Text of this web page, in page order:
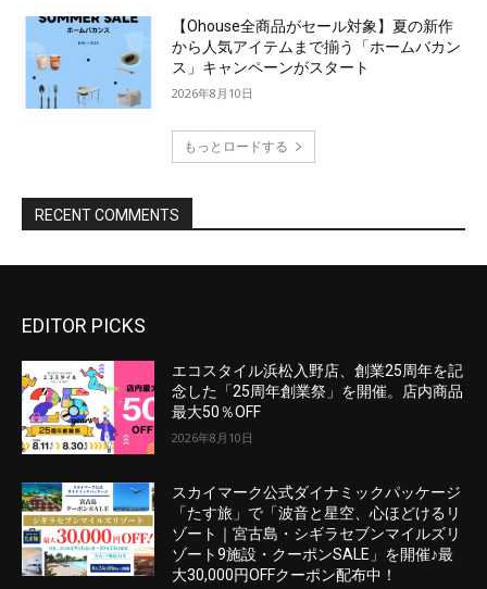
EDITOR PICKS
エコスタイル浜松入野店、創業25周年を記
念した「25周年創業祭」を開催。店内商品
最大50％OFF
2026年8月10日
スカイマーク公式ダイナミックパッケージ
「たす旅」で「波音と星空、心ほどけるリ
ゾート｜宮古島・シギラセブンマイルズリ
ゾート9施設・クーポンSALE」を開催♪最
大30,000円OFFクーポン配布中！